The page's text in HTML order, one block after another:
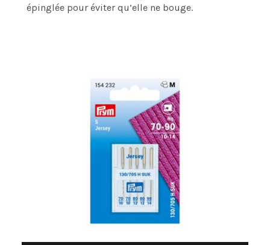
épinglée pour éviter qu’elle ne bouge.